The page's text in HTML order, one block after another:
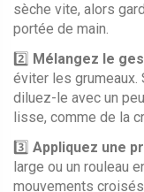
sèche vite, alors
portée de main.
2️⃣ Mélangez le
éviter les
diluez-le avec un
lisse, comme de la
3️⃣ Appliquez une
large ou un rouleau
mouvements